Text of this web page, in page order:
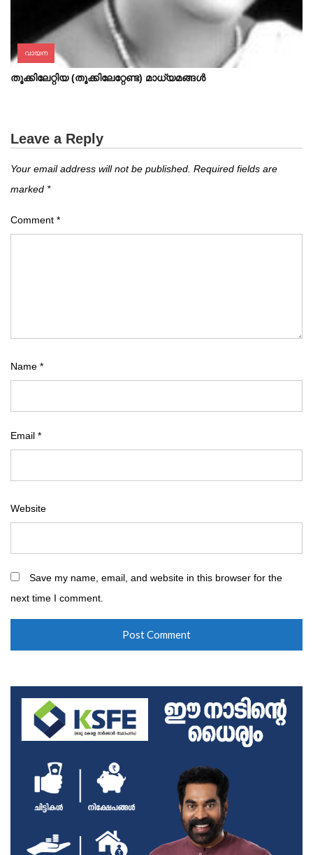
വായന
തൂക്കിലേറ്റിയ (തൂക്കിലേറ്റേണ്ട) മാധ്യമങ്ങൾ
Leave a Reply
Your email address will not be published. Required fields are
marked *
Comment *
Name *
Email *
Website
Save my name, email, and website in this browser for the
next time I comment.